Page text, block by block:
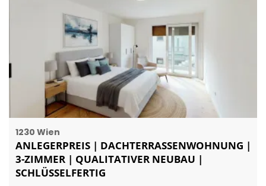
1230 Wien
ANLEGERPREIS | DACHTERRASSENWOHNUNG |
3-ZIMMER | QUALITATIVER NEUBAU |
SCHLÜSSELFERTIG